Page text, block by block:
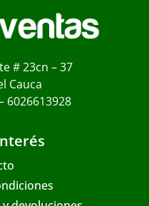
# 23cn – 37
Cauca
6026613928